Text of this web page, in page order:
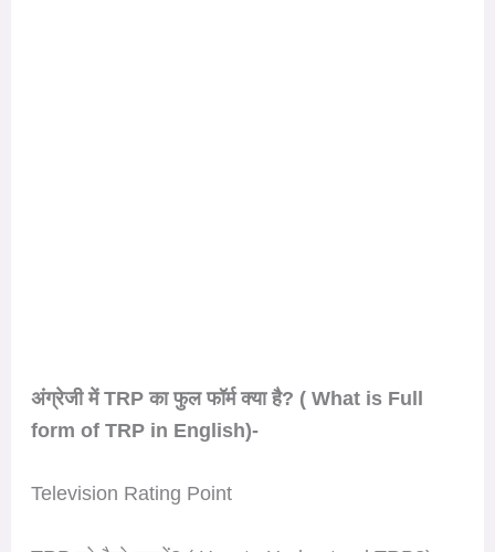
अंग्रेजी में TRP का फुल फॉर्म क्या है? ( What is Full
form of TRP in English)-
Television Rating Point